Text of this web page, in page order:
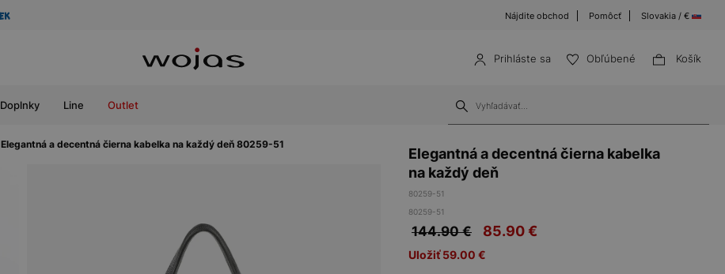
Nájdite obchod Pomôcť Slovakia / €
Prihláste sa Obľúbené Košík
Doplnky Line Outlet
Elegantná a decentná čierna kabelka na každý deň 80259-51
Elegantná a decentná čierna kabelka
na každý deň
80259-51
80259-51
144.90 € 85.90€
Uložiť 59.00 €